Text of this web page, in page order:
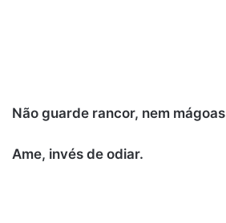
Não guarde rancor, nem mágoas
Ame, invés de odiar.